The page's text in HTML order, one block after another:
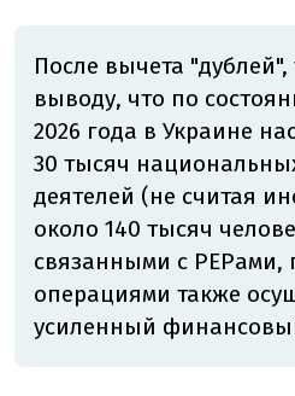
После вычета
выводу, что по
2026 года в Украине
30 тысяч
деятелей (не считая
около 140 тысяч
связанными с PEPами,
операциями также
усиленный